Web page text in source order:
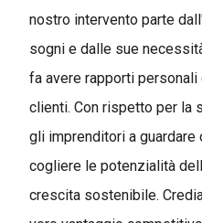
nostro intervento parte
sogni e dalle sue
fa avere rapporti
clienti. Con rispetto per la
gli imprenditori a
cogliere le potenzialità
crescita sostenibile.